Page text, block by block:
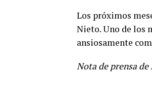
Los próximos
Nieto. Uno de los
ansiosamente
Nota de prensa de